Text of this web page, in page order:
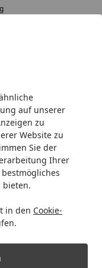
auf unserer
zu
Website zu
Sie der
Ihrer
bieten.
in den Cookie-